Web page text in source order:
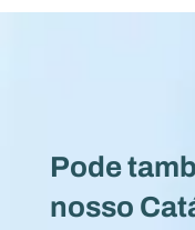
Pode
nosso